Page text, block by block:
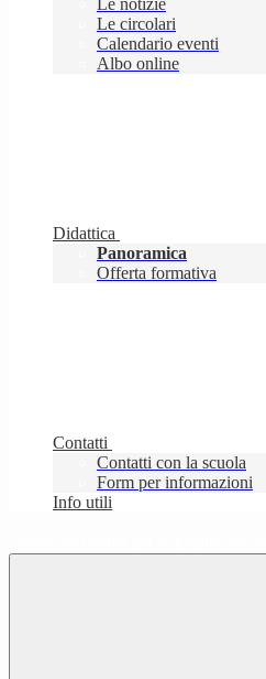
Le notizie
Le circolari
Calendario eventi
Albo online
Didattica
Panoramica
Offerta formativa
Contatti
Contatti con la scuola
Form per informazioni
Info utili